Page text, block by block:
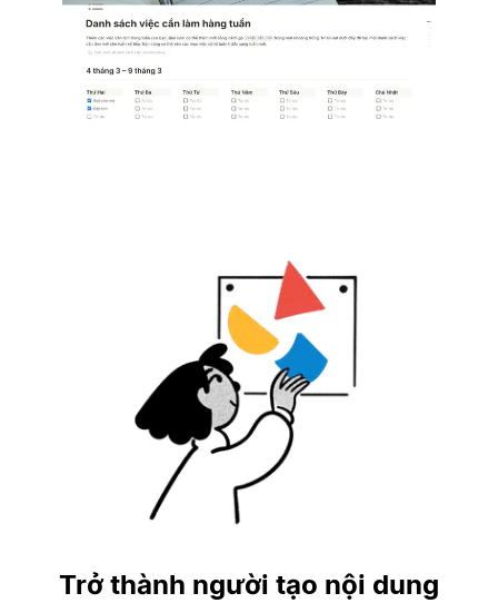
Trở thành người tạo nội dung